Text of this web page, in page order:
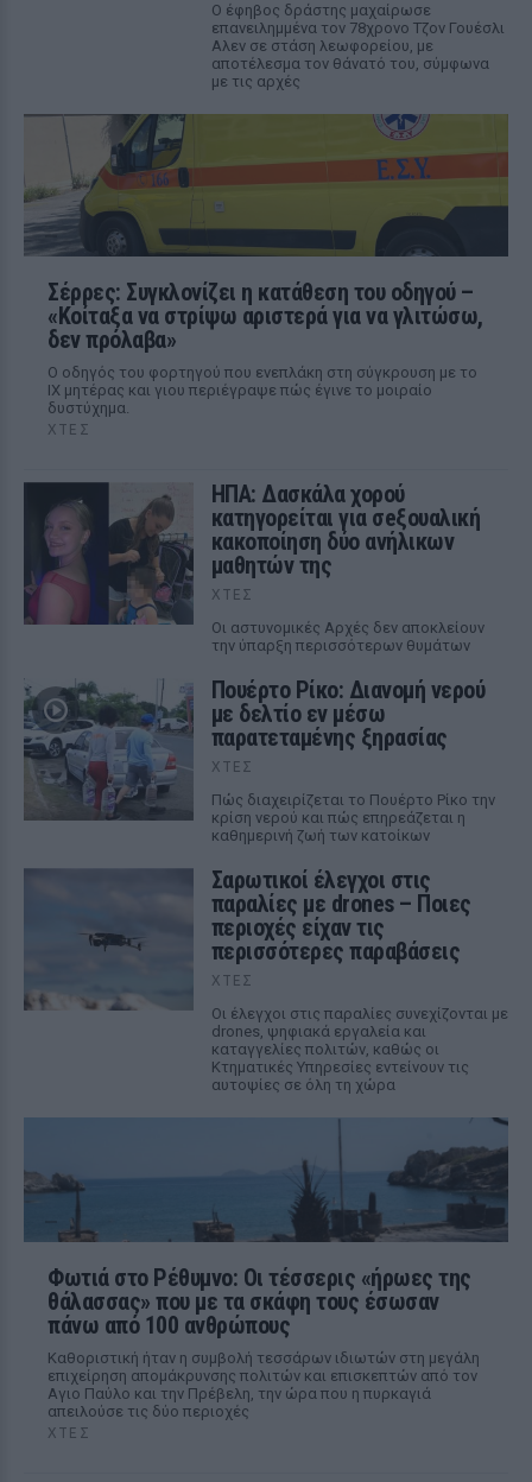
Ο έφηβος δράστης μαχαίρωσε
επανειλημμένα τον 78χρονο Τζον Γουέσλι
Αλεν σε στάση λεωφορείου, με
αποτέλεσμα τον θάνατό του, σύμφωνα
με τις αρχές
Σέρρες: Συγκλονίζει η κατάθεση του οδηγού –
«Κοίταξα να στρίψω αριστερά για να γλιτώσω,
δεν πρόλαβα»
Ο οδηγός του φορτηγού που ενεπλάκη στη σύγκρουση με το
ΙΧ μητέρας και γιου περιέγραψε πώς έγινε το μοιραίο
δυστύχημα.
ΧΤΕΣ
ΗΠΑ: Δασκάλα χορού
κατηγορείται για σeξουαλική
κακοποίηση δύο ανήλικων
μαθητών της
ΧΤΕΣ
Οι αστυνομικές Αρχές δεν αποκλείουν
την ύπαρξη περισσότερων θυμάτων
Πουέρτο Ρίκο: Διανομή νερού
με δελτίο εν μέσω
παρατεταμένης ξηρασίας
ΧΤΕΣ
Πώς διαχειρίζεται το Πουέρτο Ρίκο την
κρίση νερού και πώς επηρεάζεται η
καθημερινή ζωή των κατοίκων
Σαρωτικοί έλεγχοι στις
παραλίες με drones – Ποιες
περιοχές είχαν τις
περισσότερες παραβάσεις
ΧΤΕΣ
Οι έλεγχοι στις παραλίες συνεχίζονται με
drones, ψηφιακά εργαλεία και
καταγγελίες πολιτών, καθώς οι
Κτηματικές Υπηρεσίες εντείνουν τις
αυτοψίες σε όλη τη χώρα
Φωτιά στο Ρέθυμνο: Οι τέσσερις «ήρωες της
θάλασσας» που με τα σκάφη τους έσωσαν
πάνω από 100 ανθρώπους
Καθοριστική ήταν η συμβολή τεσσάρων ιδιωτών στη μεγάλη
επιχείρηση απομάκρυνσης πολιτών και επισκεπτών από τον
Αγιο Παύλο και την Πρέβελη, την ώρα που η πυρκαγιά
απειλούσε τις δύο περιοχές
ΧΤΕΣ